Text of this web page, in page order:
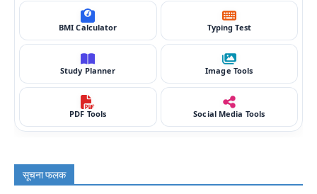
BMI Calculator Typing Test
Study Planner Image Tools
PDF Tools Social Media Tools
सूचना फलक